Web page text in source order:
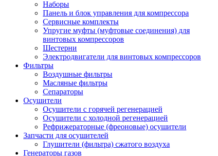
Наборы
Панель и блок управления для компрессора
Сервисные комплекты
Упругие муфты (муфтовые соединения) для
винтовых компрессоров
Шестерни
Электродвигатели для винтовых компрессоров
Фильтры
Воздушные фильтры
Масляные фильтры
Сепараторы
Осушители
Осушители с горячей регенерацией
Осушители с холодной регенерацией
Рефрижераторные (фреоновые) осушители
Запчасти для осушителей
Глушители (фильтра) сжатого воздуха
Генераторы газов